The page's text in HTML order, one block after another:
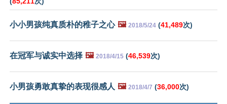
小小男孩纯真质朴的稚子之心 🖼️ 2018/5/24 (41,489次)
在冠军与诚实中选择 🖼️ 2018/4/15 (46,539次)
小男孩勇敢真挚的表现很感人 🖼️ 2018/4/7 (36,000次)